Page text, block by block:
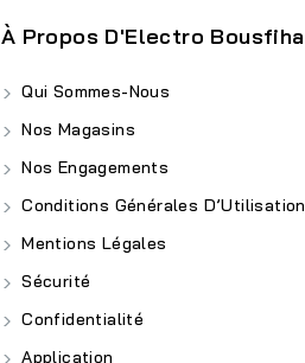
À Propos D'Electro Bousfiha
Qui Sommes-Nous
Nos Magasins
Nos Engagements
Conditions Générales D’Utilisation
Mentions Légales
Sécurité
Confidentialité
Application